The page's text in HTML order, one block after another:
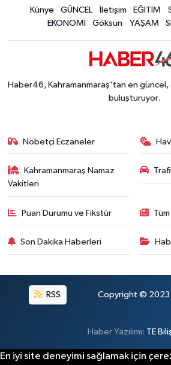
20:02 |Kahramanmaraş'ta 5
Künye GÜNCEL İletişim EĞİTİM
EKONOMİ
Göksun YAŞAM
Haber46, Kahramanmaraş'tan en güncel,
buluşturuyor.
Nöbetçi Eczaneler
Kahramanmaraş Namaz
Vakitleri
Puan Durumu ve Fikstür
Son Dakika Haberleri
RSS Copyright © 2023.
Haber Yazılımı: TE
En iyi site deneyimi sağlamak için